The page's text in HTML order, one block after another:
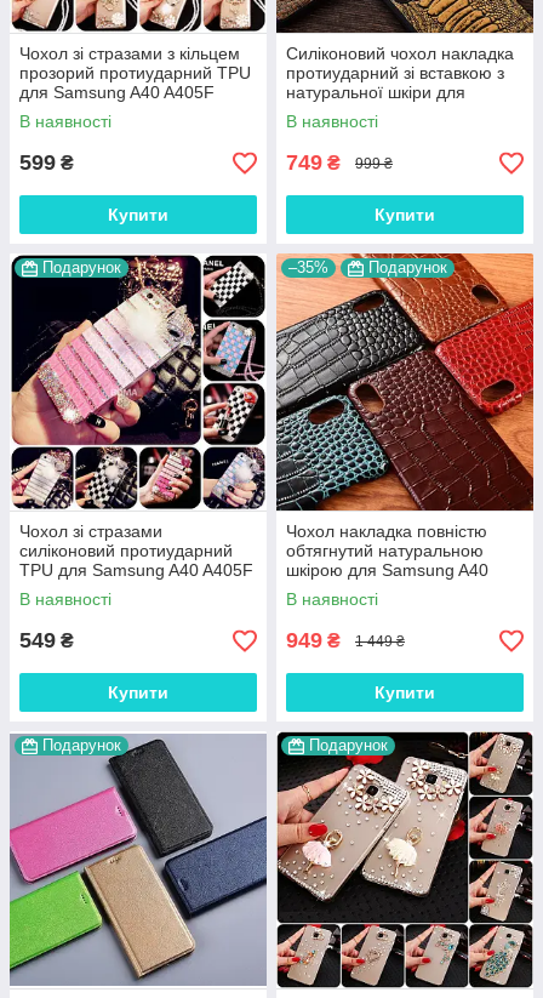
Чохол зі стразами з кільцем
прозорий протиударний TPU
для Samsung A40 A405F
"ROYALER"
В наявності
599 ₴
Купити
Силіконовий чохол накладка
протиударний зі вставкою з
натуральної шкіри для
Samsung A40 A405F
"GENUINE"
В наявності
749 ₴ 999 ₴
Купити
Подарунок
Чохол зі стразами
силіконовий протиударний
TPU для Samsung A40 A405F
"WALL STAR"
В наявності
549 ₴
Купити
–35% Подарунок
Чохол накладка повністю
обтягнутий натуральною
шкірою для Samsung A40
A405F "SIGNATURE"
В наявності
949 ₴ 1 449 ₴
Купити
Подарунок Подарунок